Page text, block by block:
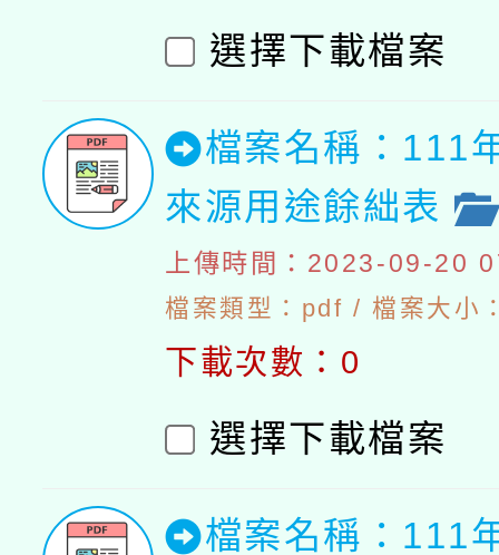
選擇下載檔案
檔案名稱：111
來源用途餘絀表
上傳時間：2023-09-20
檔案類型：pdf / 檔案大小
下載次數：0
選擇下載檔案
檔案名稱：111